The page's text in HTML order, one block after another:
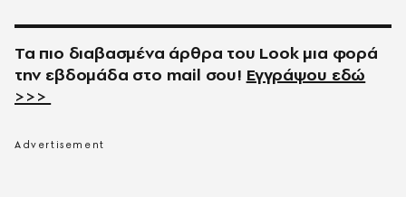
Τα πιο διαβασμένα άρθρα του Look μια φορά
την εβδομάδα στο mail σου! Εγγράψου εδώ
>>>